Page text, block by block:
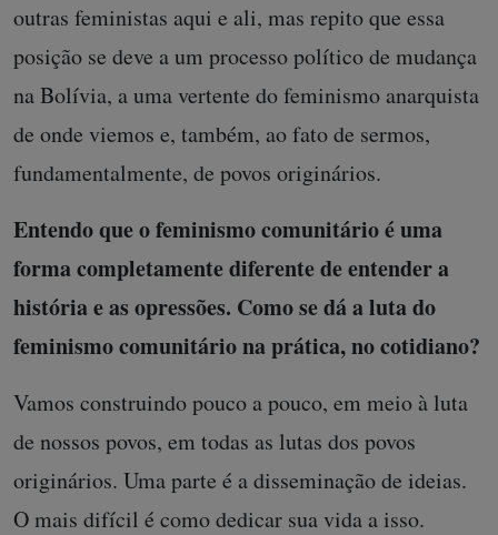
outras feministas aqui e ali, mas repito que essa
posição se deve a um processo político de mudança
na Bolívia, a uma vertente do feminismo anarquista
de onde viemos e, também, ao fato de sermos,
fundamentalmente, de povos originários.
Entendo que o feminismo comunitário é uma
forma completamente diferente de entender a
história e as opressões. Como se dá a luta do
feminismo comunitário na prática, no cotidiano?
Vamos construindo pouco a pouco, em meio à luta
de nossos povos, em todas as lutas dos povos
originários. Uma parte é a disseminação de ideias.
O mais difícil é como dedicar sua vida a isso.